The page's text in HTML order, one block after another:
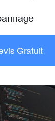
Gratuit